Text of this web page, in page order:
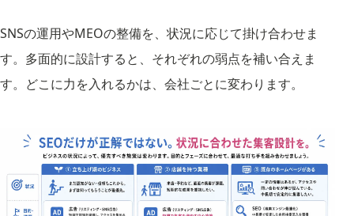
SNSの運用やMEOの整備を、状況に応じて掛け合わせま
す。多面的に設計すると、それぞれの弱点を補い合えま
す。どこに力を入れるかは、会社ごとに変わります。